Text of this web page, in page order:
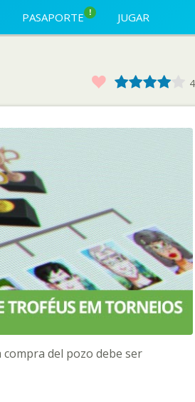
PASAPORTE ! JUGAR
Favorito3
2
1
compra del pozo debe ser